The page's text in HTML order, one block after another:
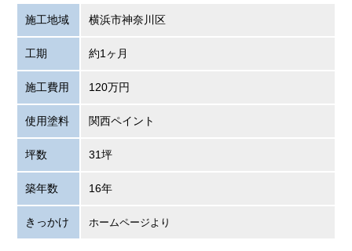
施工地域 横浜市神奈川区
工期 約1ヶ月
施工費用 120万円
使用塗料 関西ペイント
坪数 31坪
築年数 16年
きっかけ ホームページより